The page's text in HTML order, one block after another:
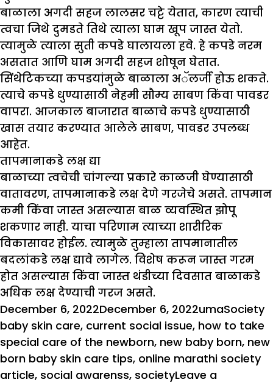
बाळाला अगदी सहज लालसर चट्टे येतात, कारण त्याची
त्वचा जिथे दुमडते तिथे त्याला घाम खूप जास्त येतो.
त्यामुळे त्याला सुती कपडे घालायला हवे. हे कपडे नरम
असतात आणि घाम अगदी सहज शोषून घेतात.
सिंथेटिकच्या कपडयांमुळे बाळाला अॅलर्जी होऊ शकते.
त्याचे कपडे धुण्यासाठी नेहमी सौम्य साबण किंवा पावडर
वापरा. आजकाल बाजारात बाळाचे कपडे धुण्यासाठी
खास तयार करण्यात आलेले साबण, पावडर उपलब्ध
आहेत.
तापमानाकडे लक्ष द्या
बाळाच्या त्वचेची चांगल्या प्रकारे काळजी घेण्यासाठी
वातावरण, तापमानाकडे लक्ष देणे गरजेचे असते. तापमान
कमी किंवा जास्त असल्यास बाळ व्यवस्थित झोपू
शकणार नाही. याचा परिणाम त्याच्या शारीरिक
विकासावर होईल. त्यामुळे तुम्हाला तापमानातील
बदलांकडे लक्ष द्यावे लागेल. विशेष करून जास्त गरम
होत असल्यास किंवा जास्त थंडीच्या दिवसात बाळाकडे
अधिक लक्ष देण्याची गरज असते.
Posted
on
December 6, 2022December 6, 2022Author
umaSociety
baby skin care, current social issue, how to take
special care of the newborn, new baby born, new
born baby skin care tips, online marathi society
article, social awarenss, societyLeave a